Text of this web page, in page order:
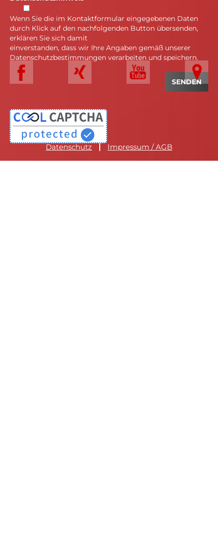
Wenn Sie die im Kontaktformular eingegebenen Daten
durch Klick auf den nachfolgenden Button übersenden,
erklären Sie sich damit
einverstanden, dass wir Ihre Angaben gemäß unserer
Datenschutzbestimmungen verarbeiten und speichern.
Datenschutz Impressum / AGB